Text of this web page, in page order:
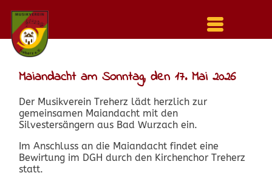
Menu
auf-
Maiandacht am Sonntag, den 17. Mai 2026
Der Musikverein Treherz lädt herzlich zur
gemeinsamen Maiandacht mit den
Silvestersängern aus Bad Wurzach ein.
Im Anschluss an die Maiandacht findet eine
Bewirtung im DGH durch den Kirchenchor Treherz
statt.